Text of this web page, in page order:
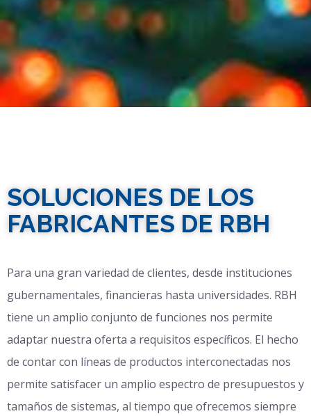
SOLUCIONES DE LOS
FABRICANTES DE RBH
Para una gran variedad de clientes, desde instituciones
gubernamentales, financieras hasta universidades. RBH
tiene un amplio conjunto de funciones nos permite
adaptar nuestra oferta a requisitos específicos. El hecho
de contar con líneas de productos interconectadas nos
permite satisfacer un amplio espectro de presupuestos y
tamaños de sistemas, al tiempo que ofrecemos siempre